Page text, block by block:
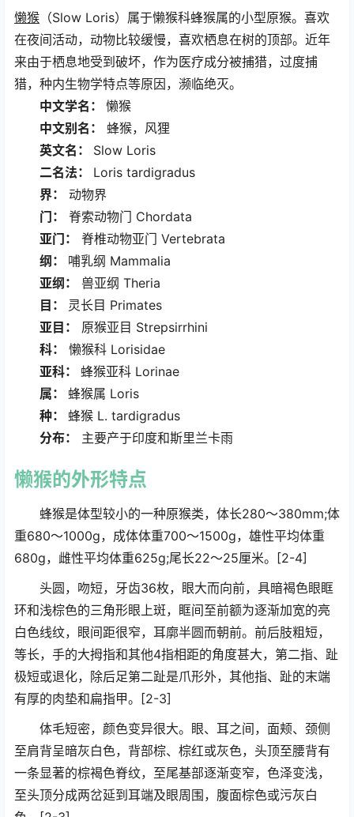
懒猴 （Slow Loris）属于懒猴科蜂猴属的小型原猴。喜欢
在夜间活动，动物比较缓慢，喜欢栖息在树的顶部。近年
来由于栖息地受到破坏，作为医疗成分被捕猎，过度捕
猎，种内生物学特点等原因，濒临绝灭。
中文学名： 懒猴
中文别名：
蜂猴，风狸
英文名： Slow Loris
二名法： Loris tardigradus
界：
动物界
门：
脊索动物门 Chordata
亚门：
脊椎动物亚门 Vertebrata
纲： 哺乳纲 Mammalia
亚纲：
兽亚纲 Theria
目： 灵长目 Primates
亚目：
原猴亚目 Strepsirrhini
科：
懒猴科 Lorisidae
亚科： 蜂猴亚科 Lorinae
属： 蜂猴属 Loris
种： 蜂猴 L. tardigradus
分布：
主要产于印度和斯里兰卡雨
懒猴的外形特点
蜂猴是体型较小的一种原猴类，体长280～380mm;体
重680～1000g，成体体重700～1500g，雄性平均体重
680g，雌性平均体重625g;尾长22～25厘米。[2-4]
头圆，吻短，牙齿36枚，眼大而向前，具暗褐色眼眶
环和浅棕色的三角形眼上斑，眶间至前额为逐渐加宽的亮
白色线纹，眼间距很窄，耳廓半圆而朝前。前后肢粗短，
等长，手的大拇指和其他4指相距的角度甚大，第二指、趾
极短或退化，除后足第二趾是爪形外，其他指、趾的末端
有厚的肉垫和扁指甲。[2-3]
体毛短密，颜色变异很大。眼、耳之间，面颊、颈侧
至肩背呈暗灰白色，背部棕、棕红或灰色，头顶至腰背有
一条显著的棕褐色脊纹，至尾基部逐渐变窄，色泽变浅，
至头顶分成两岔延到耳端及眼周围，腹面棕色或污灰白